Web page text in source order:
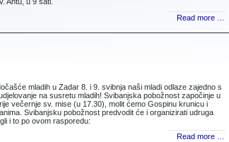
Read more …
mladih u Zadar 8. i 9. svib­nja naši mladi odlaze zajedno s
na susretu mladih! Svibanjska pobožnost započinje u
večernje sv. mise (u 17.30), molit ćemo Gospinu krunicu i
Svibanjsku pobožnost predvodit će i organizirati udru­ga
i to po ovom rasporedu:
Read more …